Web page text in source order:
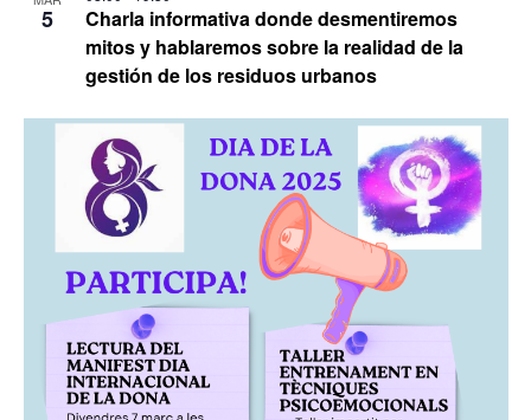
5
Charla informativa donde desmentiremos
mitos y hablaremos sobre la realidad de la
gestión de los residuos urbanos